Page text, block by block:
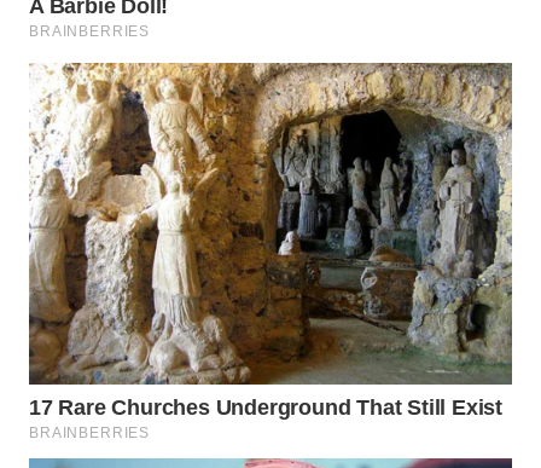
TOBA
WN
NIAS
WN
LANGKAT
WN
TAPANULI
SELATAN
WN
TANJUNG
LESUNG